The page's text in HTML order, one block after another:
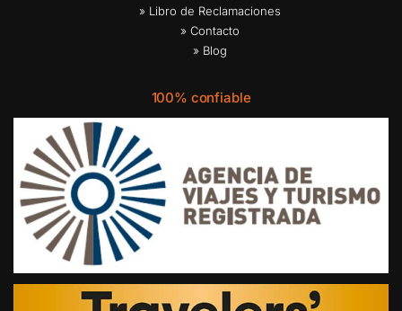
» Libro de Reclamaciones
» Contacto
» Blog
100% confiable